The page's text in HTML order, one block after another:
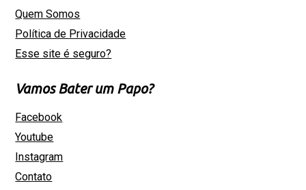
Quem Somos
Política de Privacidade
Esse site é seguro?
Vamos Bater um Papo?
Facebook
Youtube
Instagram
Contato